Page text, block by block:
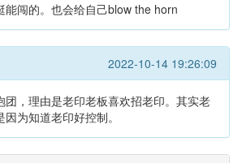
能闯的。也会给自己blow the horn
2022-10-14 19:26:09
团，理由是老印老板喜欢招老印。其实老
为知道老印好控制。